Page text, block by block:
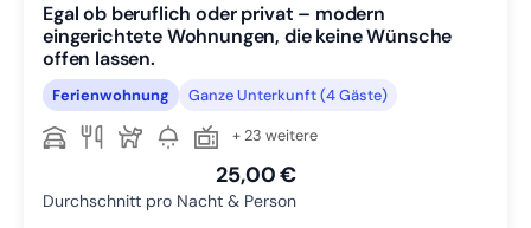
Egal ob beruflich oder privat – modern
eingerichtete Wohnungen, die keine Wünsche
offen lassen.
Ferienwohnung Ganze Unterkunft (4 Gäste)
+ 23 weitere
25,00 €
Durchschnitt pro Nacht & Person